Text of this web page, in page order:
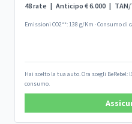
48 rate | Anticipo € 6.000 | TAN/
Emissioni CO2**: 138 g/Km ·Consumo di
Hai scelto la tua auto. Ora scegli BeRebel:
consumo.